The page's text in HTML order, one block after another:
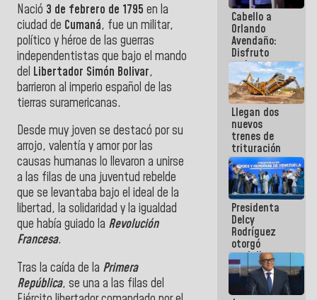
Nació 3 de febrero de 1795 en la
ciudad de Cumaná, fue un militar,
político y héroe de las guerras
independentistas que bajo el mando
del Libertador Simón Bolivar,
barrieron al imperio español de las
tierras suramericanas.
Desde muy joven se destacó por su
arrojo, valentía y amor por las
causas humanas lo llevaron a unirse
a las filas de una juventud rebelde
que se levantaba bajo el ideal de la
libertad, la solidaridad y la igualdad
que había guiado la Revolución
Francesa.
Tras la caída de la Primera
República, se una a las filas del
Cabello a
Orlando
Avendaño:
Disfruto
cada vez
que escribes
porque lo
que haces
es
embarrarla
Llegan dos
nuevos
trenes de
trituración
para
optimizar
manejo de
escombros
en La Guaira
Presidenta
Delcy
Rodríguez
otorgó
medalla
"Héroe de
Venezuela"
a servidores